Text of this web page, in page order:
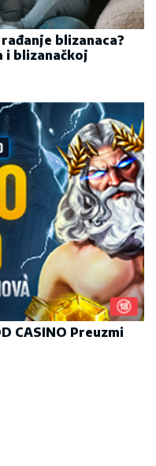
blizanaca?
i blizanačkoj
CASINO Preuzmi